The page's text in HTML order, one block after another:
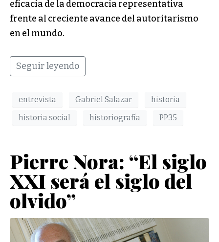
eficacia de la democracia representativa
frente al creciente avance del autoritarismo
en el mundo.
Seguir leyendo
entrevista Gabriel Salazar
historia
historia social
historiografía PP35
Pierre Nora: “El siglo
XXI será el siglo del
olvido”